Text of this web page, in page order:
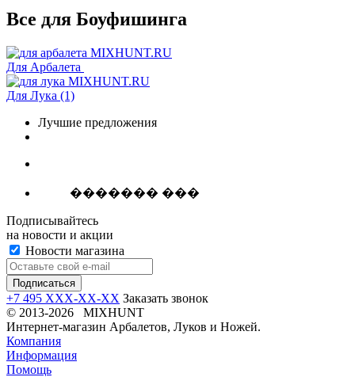
Все для Боуфишинга
Для Арбалета
Для Лука (1)
Лучшие предложения
������� ���
Подписывайтесь
на новости и акции
Новости магазина
+7 495 XXX-XX-XX Заказать звонок
© 2013-2026 MIXHUNT
Интернет-магазин Арбалетов, Луков и Ножей.
Компания
Информация
Помощь